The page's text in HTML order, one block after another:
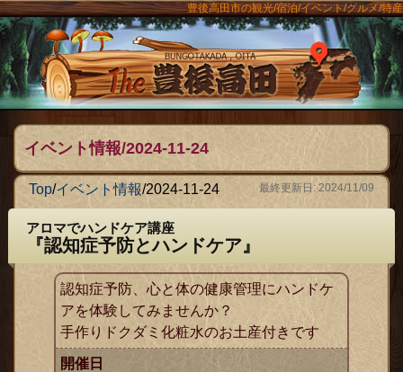
豊後高田市の観光/宿泊/イベント/グルメ/特産
The豊後
イベント情報/2024-11-24
Top/イベント情報/2024-11-24 最終更新日: 2024/11/09
アロマでハンドケア講座
『認知症予防とハンドケア』
認知症予防、心と体の健康管理にハンドケ
アを体験してみませんか？
手作りドクダミ化粧水のお土産付きです
開催日
メニュー